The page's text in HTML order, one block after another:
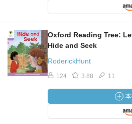
Oxford Reading Tree:
Hide and Seek
RoderickHunt
124 3.88 11